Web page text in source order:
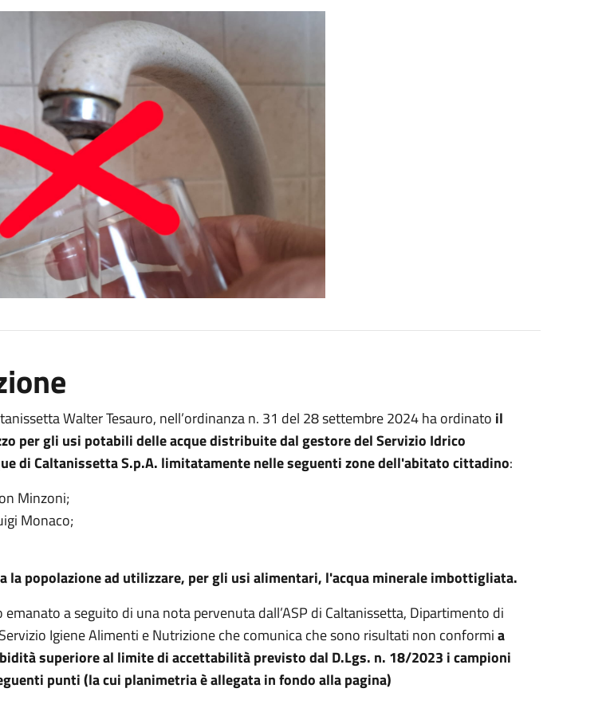
Walter Tesauro, nell’ordinanza n. 31 del 28 settembre 2024 ha ordinato il
per gli usi potabili delle acque distribuite dal gestore del Servizio Idrico
di Caltanissetta S.p.A. limitatamente nelle seguenti zonedell'abitato cittadino:
Minzoni;
Monaco;
la popolazione ad utilizzare, per gli usi alimentari, l'acqua minerale imbottigliata.
a seguito di una nota pervenuta dall’ASP di Caltanissetta, Dipartimento di
Igiene Alimenti e Nutrizione che comunica che sono risultati non conformia
superiore al limite di accettabilità previsto dal D.Lgs. n. 18/2023 i campioni
punti (la cui planimetria è allegata in fondo alla pagina)